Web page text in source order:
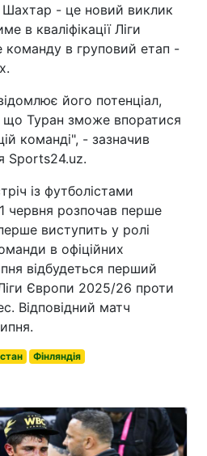
Шахтар - це новий виклик
в кваліфікації Ліги
в груповий етап -
його потенціал,
Туран зможе впоратися
команді", - зазначив
Sports24.uz.
із футболістами
червня розпочав перше
виступить у ролі
в офіційних
відбудеться перший
Ліги Європи 2025/26 проти
Відповідний матч
Фінляндія